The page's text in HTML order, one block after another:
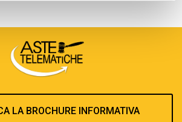
LA BROCHURE INFORMATIVA